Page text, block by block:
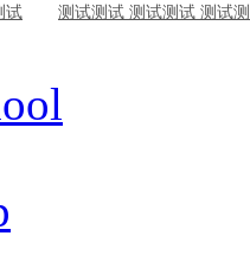
试 测试测试 测试测试 测试